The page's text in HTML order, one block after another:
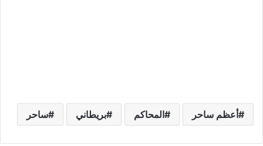
أعظم ساحر المحاكم بريطاني ساحر